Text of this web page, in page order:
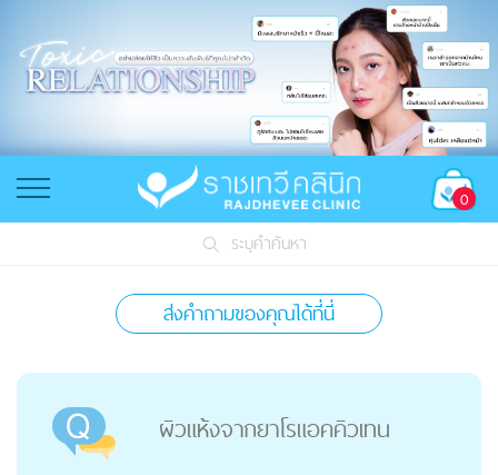
0
ระบุคำค้นหา
ส่งคำถามของคุณได้ที่นี่
ผิวแห้งจากยาโรแอคคิวเทน